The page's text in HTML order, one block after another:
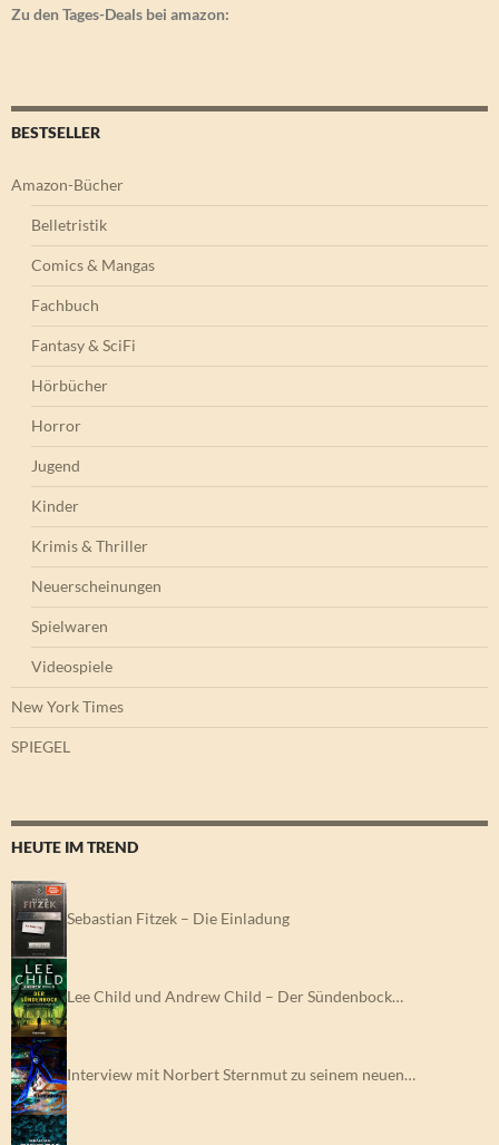
Zu den Tages-Deals bei amazon:
BESTSELLER
Amazon-Bücher
Belletristik
Comics & Mangas
Fachbuch
Fantasy & SciFi
Hörbücher
Horror
Jugend
Kinder
Krimis & Thriller
Neuerscheinungen
Spielwaren
Videospiele
New York Times
SPIEGEL
HEUTE IM TREND
Sebastian Fitzek – Die Einladung
Lee Child und Andrew Child – Der Sündenbock…
Interview mit Norbert Sternmut zu seinem neuen…